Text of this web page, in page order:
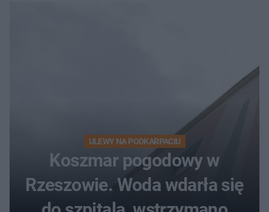
ULEWY NA PODKARPACIU
Koszmar pogodowy w
Rzeszowie. Woda wdarła się